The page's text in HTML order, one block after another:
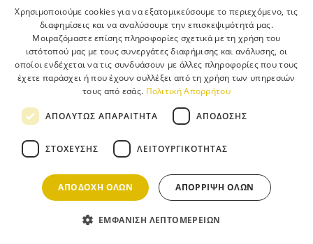
Newsletter
ενέργειες και τις ειδικές προσφορές μας!
Εγγραφείτε στο ενημερωτικό δελτίο σήμερα!
Χρησιμοποιούμε cookies για να εξατομικεύσουμε το περιεχόμενο, τις
διαφημίσεις και να αναλύσουμε την επισκεψιμότητά μας.
Μοιραζόμαστε επίσης πληροφορίες σχετικά με τη χρήση του
ιστότοπού μας με τους συνεργάτες διαφήμισης και ανάλυσης, οι
οποίοι ενδέχεται να τις συνδυάσουν με άλλες πληροφορίες που τους
έχετε παράσχει ή που έχουν συλλέξει από τη χρήση των υπηρεσιών
τους από εσάς. Πολιτική Απορρήτου
ΑΠΟΛΎΤΩΣ ΑΠΑΡΑΊΤΗΤΑ ΑΠΌΔΟΣΗΣ
ΣΤΌΧΕΥΣΗΣ ΛΕΙΤΟΥΡΓΙΚΌΤΗΤΑΣ
ΑΠΟΔΟΧΉ ΌΛΩΝ ΑΠΌΡΡΙΨΗ ΌΛΩΝ
ΕΜΦΆΝΙΣΗ ΛΕΠΤΟΜΕΡΕΙΏΝ